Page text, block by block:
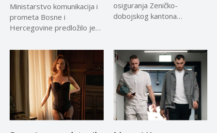
Ministarstvo komunikacija i
prometa Bosne i
Hercegovine predložilo je
privremeno...
osiguranja Zeničko-
dobojskog kantona